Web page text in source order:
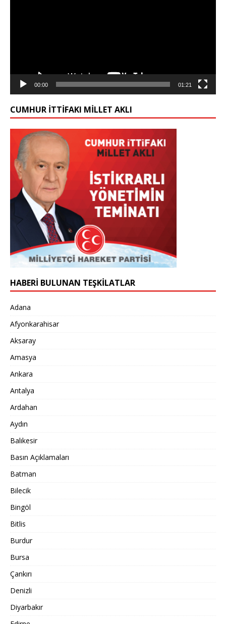
00:00 01:21
CUMHUR İTTİFAKI MİLLET AKLI
HABERİ BULUNAN TEŞKİLATLAR
Adana
Afyonkarahisar
Aksaray
Amasya
Ankara
Antalya
Ardahan
Aydın
Balıkesir
Basın Açıklamaları
Batman
Bilecik
Bingöl
Bitlis
Burdur
Bursa
Çankırı
Denizli
Diyarbakır